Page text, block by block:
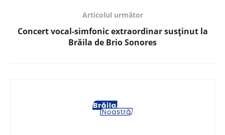
Articolul următor
Concert vocal-simfonic extraordinar susținut la
Brăila de Brio Sonores